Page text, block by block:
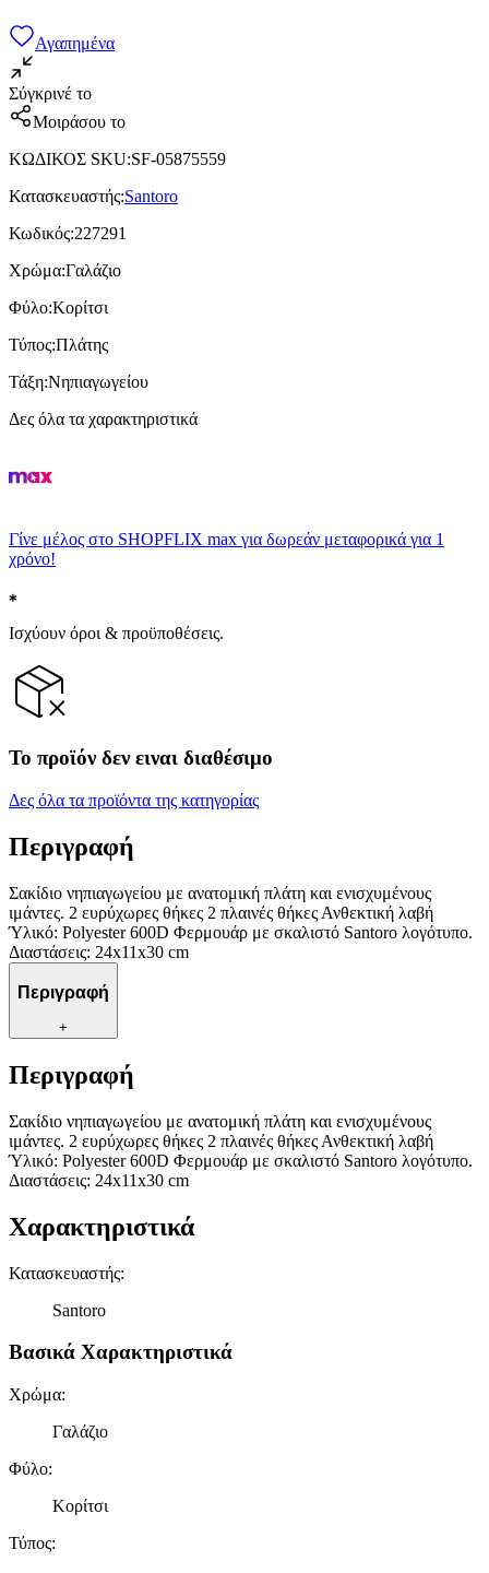
Αγαπημένα
Σύγκρινέ το
Μοιράσου το
ΚΩΔΙΚΟΣ SKU:SF-05875559
Κατασκευαστής:Santoro
Κωδικός:227291
Χρώμα:Γαλάζιο
Φύλο:Κορίτσι
Τύπος:Πλάτης
Τάξη:Νηπιαγωγείου
Δες όλα τα χαρακτηριστικά
Γίνε μέλος στο SHOPFLIX max για δωρεάν μεταφορικά για 1
χρόνο!
Ισχύουν όροι & προϋποθέσεις.
Το προϊόν δεν ειναι διαθέσιμο
Δες όλα τα προϊόντα της κατηγορίας
Περιγραφή
Σακίδιο νηπιαγωγείου με ανατομική πλάτη και ενισχυμένους
ιμάντες. 2 ευρύχωρες θήκες 2 πλαινές θήκες Ανθεκτική λαβή
Ύλικό: Polyester 600D Φερμουάρ με σκαλιστό Santoro λογότυπο.
Διαστάσεις: 24x11x30 cm
Περιγραφή
+
Περιγραφή
Σακίδιο νηπιαγωγείου με ανατομική πλάτη και ενισχυμένους
ιμάντες. 2 ευρύχωρες θήκες 2 πλαινές θήκες Ανθεκτική λαβή
Ύλικό: Polyester 600D Φερμουάρ με σκαλιστό Santoro λογότυπο.
Διαστάσεις: 24x11x30 cm
Χαρακτηριστικά
Κατασκευαστής:
Santoro
Βασικά Χαρακτηριστικά
Χρώμα:
Γαλάζιο
Φύλο:
Κορίτσι
Τύπος: